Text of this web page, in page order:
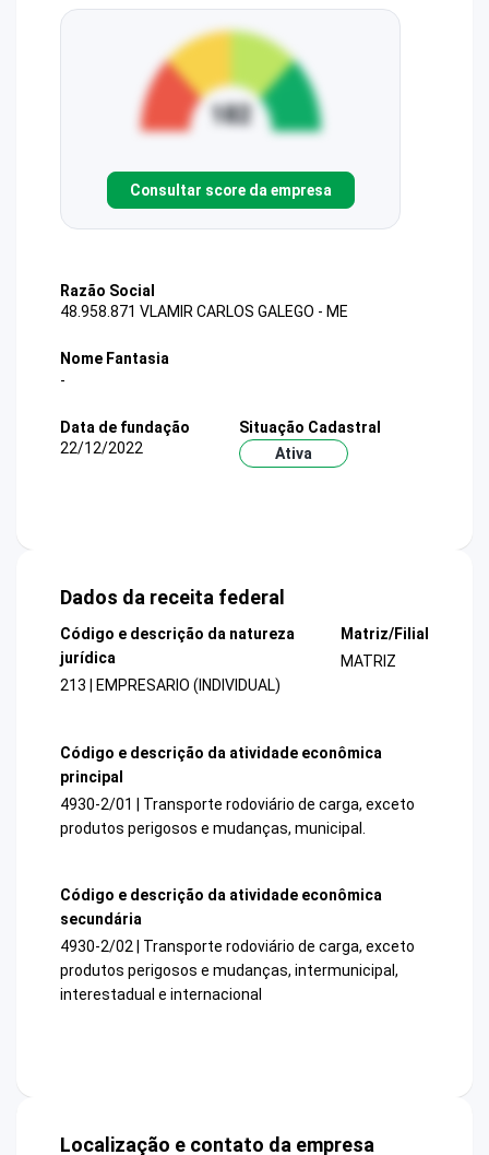
Consultar score da empresa
Razão Social
48.958.871 VLAMIR CARLOS GALEGO - ME
Nome Fantasia
-
Data de fundação
22/12/2022
Situação Cadastral
Ativa
Dados da receita federal
Código e descrição da natureza
jurídica
213 | EMPRESARIO (INDIVIDUAL)
Matriz/Filial
MATRIZ
Código e descrição da atividade econômica
principal
4930-2/01 | Transporte rodoviário de carga, exceto
produtos perigosos e mudanças, municipal.
Código e descrição da atividade econômica
secundária
4930-2/02 | Transporte rodoviário de carga, exceto
produtos perigosos e mudanças, intermunicipal,
interestadual e internacional
Localização e contato da empresa